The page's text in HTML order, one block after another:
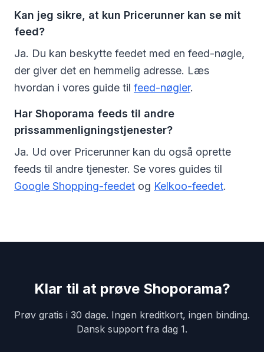
Kan jeg sikre, at kun Pricerunner kan se mit
feed?
Ja. Du kan beskytte feedet med en feed-nøgle,
der giver det en hemmelig adresse. Læs
hvordan i vores guide til feed-nøgler.
Har Shoporama feeds til andre
prissammenligningstjenester?
Ja. Ud over Pricerunner kan du også oprette
feeds til andre tjenester. Se vores guides til
Google Shopping-feedet og Kelkoo-feedet.
Klar til at prøve Shoporama?
Prøv gratis i 30 dage. Ingen kreditkort, ingen binding.
Dansk support fra dag 1.